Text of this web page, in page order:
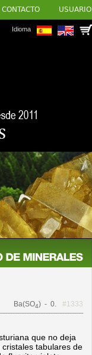
CONTACTO USUARIO
Idioma
Ba(SO4) - 0.
#1333
que no deja
tabulares de